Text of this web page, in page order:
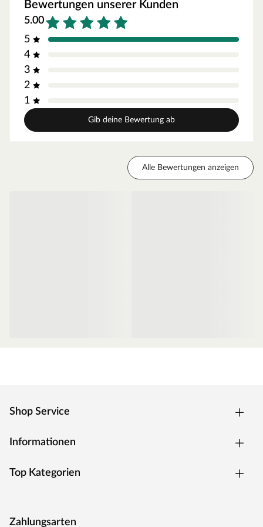
fünfadrig
2,5 mm stark
3 m lang
Bewertungen unserer Kunden
5.00
5
4
3
2
1
Gib deine Bewertung ab
Alle Bewertungen anzeigen
Shop Service
Informationen
Top Kategorien
Zahlungsarten